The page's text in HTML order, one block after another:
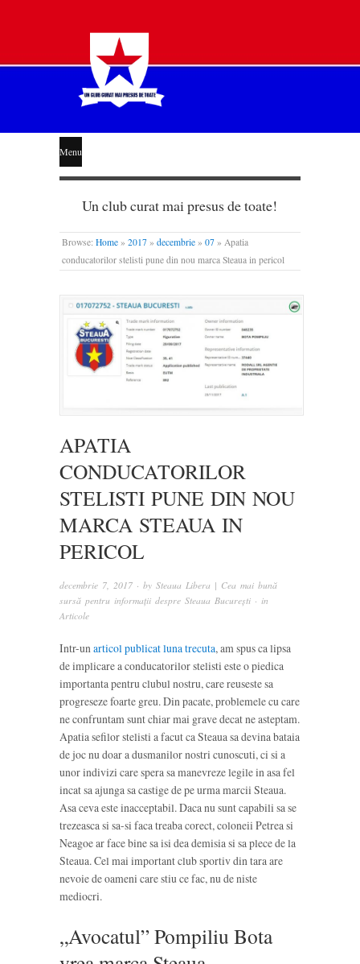
STEAUA
LIBERĂ
Menu
Un club curat mai presus de toate!
Browse: Home » 2017 » decembrie » 07 » Apatia
conducatorilor stelisti pune din nou marca Steaua in pericol
APATIA
CONDUCATORILOR
STELISTI PUNE DIN NOU
MARCA STEAUA IN
PERICOL
decembrie 7, 2017 · by Steaua Libera | Cea mai bună
sursă pentru informații despre Steaua București · in
Articole
Intr-unarticol publicat luna trecuta, am spus ca lipsa
de implicare a conducatorilor stelisti este o piedica
importanta pentru clubul nostru, care reuseste sa
progreseze foarte greu. Din pacate, problemele cu care
ne confruntam sunt chiar mai grave decat ne asteptam.
Apatia sefilor stelisti a facut ca Steaua sa devina bataia
de joc nu doar a dusmanilor nostri cunoscuti, ci si a
unor indivizi care spera sa manevreze legile in asa fel
incat sa ajunga sa castige de pe urma marcii Steaua.
Asa ceva este inacceptabil. Daca nu sunt capabili sa se
trezeasca si sa-si faca treaba corect, coloneii Petrea si
Neagoe ar face bine sa isi dea demisia si sa plece de la
Steaua. Cel mai important club sportiv din tara are
nevoie de oameni care stiu ce fac, nu de niste
mediocri.
„Avocatul” Pompiliu Bota